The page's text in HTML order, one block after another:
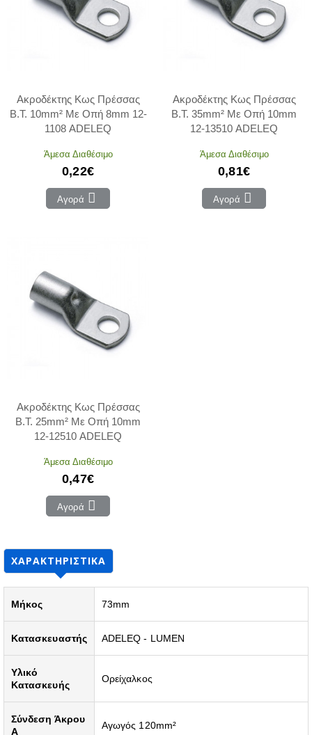
Ακροδέκτης Κως Πρέσσας
Β.Τ. 10mm² Με Οπή 8mm 12-
1108 ADELEQ
Άμεσα Διαθέσιμο
0,22€
Αγορά
Ακροδέκτης Κως Πρέσσας
Β.Τ. 35mm² Με Οπή 10mm
12-13510 ADELEQ
Άμεσα Διαθέσιμο
0,81€
Αγορά
Ακροδέκτης Κως Πρέσσας
Β.Τ. 25mm² Με Οπή 10mm
12-12510 ADELEQ
Άμεσα Διαθέσιμο
0,47€
Αγορά
ΧΑΡΑΚΤΗΡΙΣΤΙΚΆ
Μήκος 73mm
Κατασκευαστής ADELEQ - LUMEN
Υλικό
Κατασκευής
Ορείχαλκος
Σύνδεση Άκρου
A
Αγωγός 120mm²